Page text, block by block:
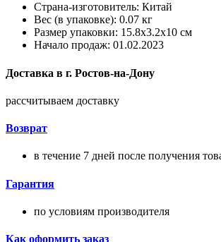
Страна-изготовитель: Китай
Вес (в упаковке): 0.07 кг
Размер упаковки: 15.8x3.2x10 см
Начало продаж: 01.02.2023
Доставка в г. Ростов-на-Дону
рассчитываем доставку
Возврат
в течение 7 дней после получения
Гарантия
по условиям производителя
Как оформить заказ